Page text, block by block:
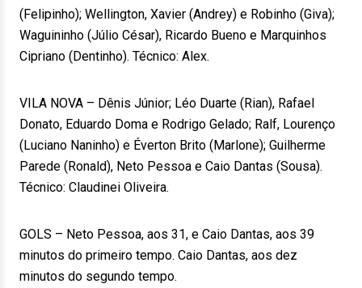
(Felipinho); Wellington, Xavier (Andrey) e Robinho (Giva);
Waguininho (Júlio César), Ricardo Bueno e Marquinhos
Cipriano (Dentinho). Técnico: Alex.
VILA NOVA – Dênis Júnior; Léo Duarte (Rian), Rafael
Donato, Eduardo Doma e Rodrigo Gelado; Ralf, Lourenço
(Luciano Naninho) e Éverton Brito (Marlone); Guilherme
Parede (Ronald), Neto Pessoa e Caio Dantas (Sousa).
Técnico: Claudinei Oliveira.
GOLS – Neto Pessoa, aos 31, e Caio Dantas, aos 39
minutos do primeiro tempo. Caio Dantas, aos dez
minutos do segundo tempo.